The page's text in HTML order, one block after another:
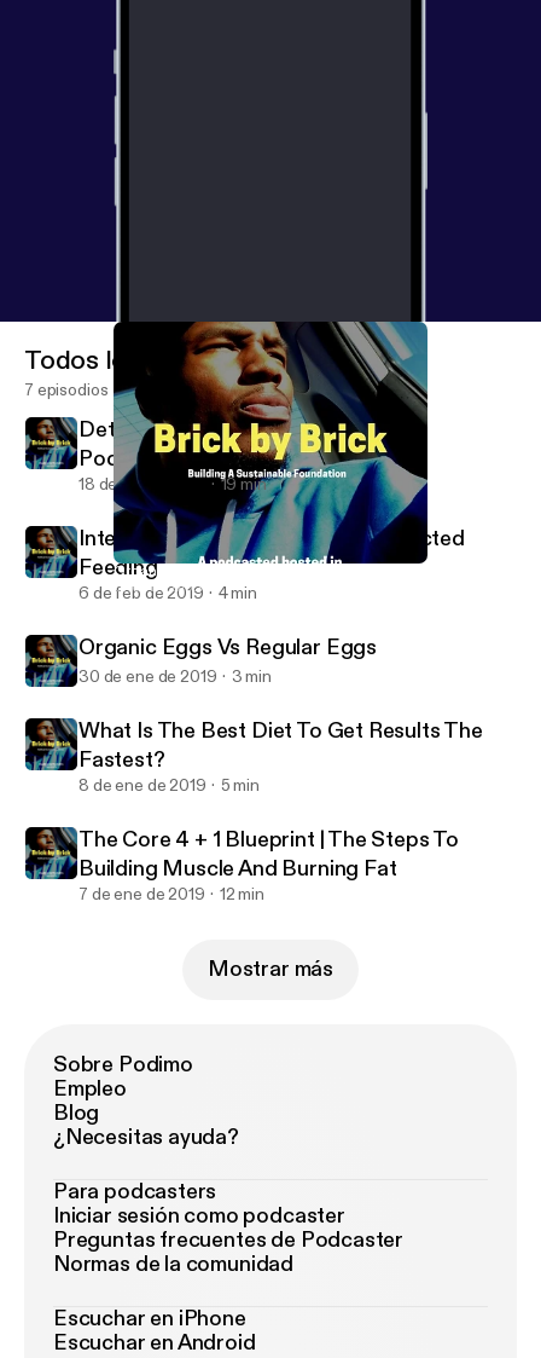
Organic Eggs Vs Regular Eggs
Brick By Brick
Todos los episodios
7 episodios
Detox - Day 1 of 7, My Mission With
Podcasting
18 de dic de 2019 19 min
Intermittent Fasting Vs. Time Restricted
Feeding
6 de feb de 2019 4 min
Organic Eggs Vs Regular Eggs
30 de ene de 2019 3 min
What Is The Best Diet To Get Results The
Fastest?
8 de ene de 2019 5 min
The Core 4 + 1 Blueprint | The Steps To
Building Muscle And Burning Fat
7 de ene de 2019 12 min
Mostrar más
Sobre Podimo
Empleo
Blog
¿Necesitas ayuda?
Para podcasters
Iniciar sesión como podcaster
Preguntas frecuentes de Podcaster
Normas de la comunidad
Escuchar en iPhone
Escuchar en Android